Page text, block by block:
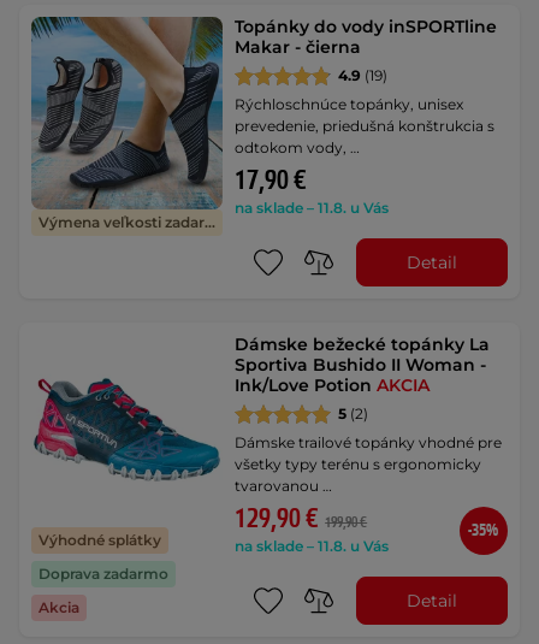
Výmena veľkosti zadarmo
Topánky do vody inSPORTline
Makar - čierna
4.9 (19)
Rýchloschnúce topánky, unisex
prevedenie, priedušná konštrukcia s
odtokom vody, …
17,90 €
na sklade – 11.8. u Vás
Detail
Výhodné splátky
Doprava zadarmo
Akcia
Dámske bežecké topánky La
Sportiva Bushido II Woman -
Ink/Love PotionAKCIA
5 (2)
Dámske trailové topánky vhodné pre
všetky typy terénu s ergonomicky
tvarovanou …
129,90 € 199,90 €
na sklade – 11.8. u Vás
-35%
Detail